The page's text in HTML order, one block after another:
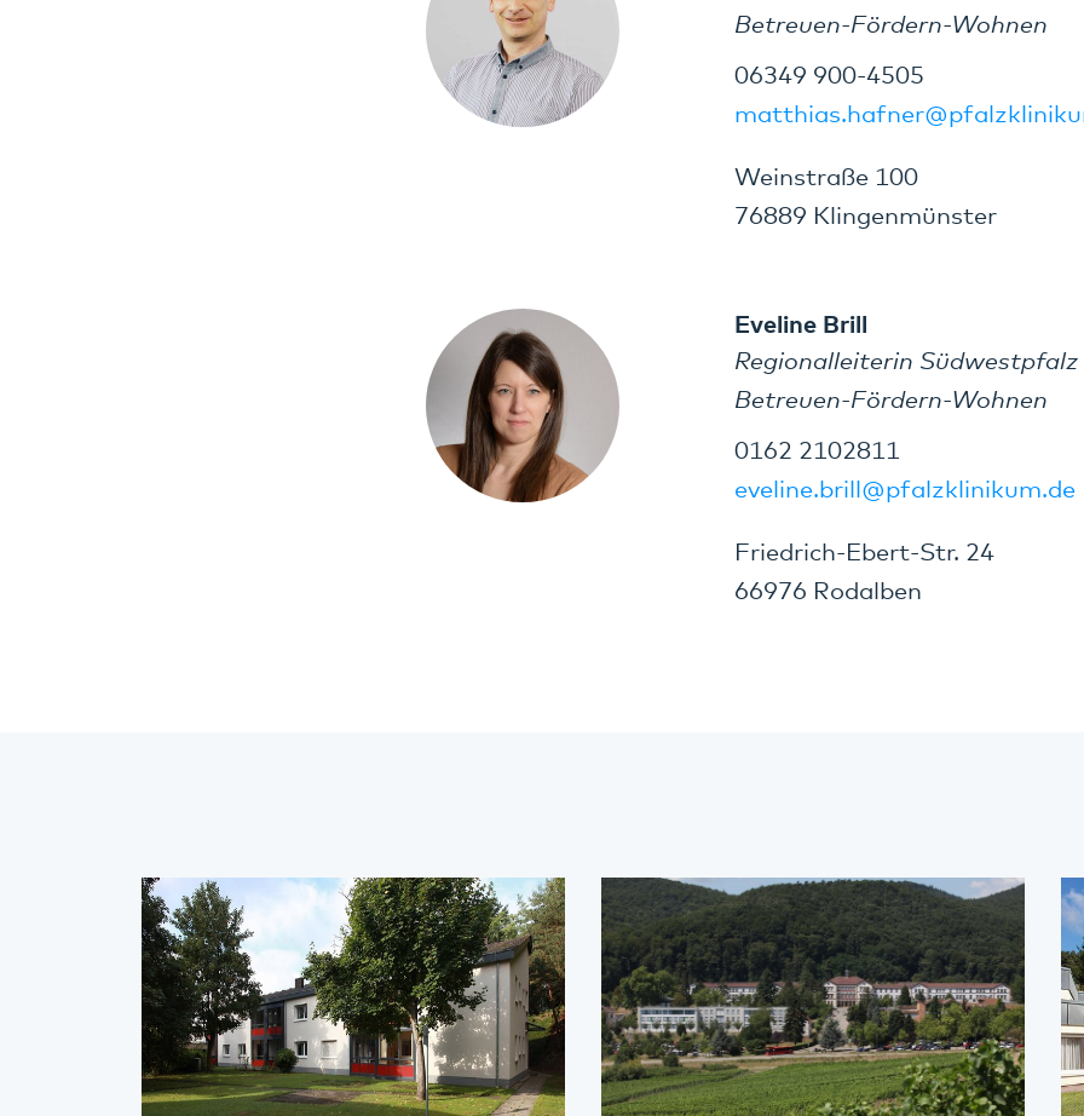
Betreuen-Fördern-Wohnen
06349 900-4505
Weinstraße 100
76889 Klingenmünster
Eveline Brill
Regionalleiterin Südwestpfalz
Betreuen-Fördern-Wohnen
0162 2102811
eveline.brill@pfalzklinikum.de
Friedrich-Ebert-Str. 24
66976 Rodalben